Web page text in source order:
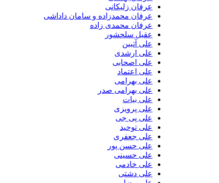
عرفان زلیکانی
عرفان محمدزاده و سامان داداشی
عرفان محمدی زاده
عقیل سلحشور
علی آتبین
علی ارشدی
علی اصحابی
علی اعتماد
علی بهرامی
علی بهرامی صدر
علی بیات
علی پرویزی
علی پی جی
علی توحید
علی جعفری
علی حسن پور
علی حسینی
علی خادمی
علی دشتی